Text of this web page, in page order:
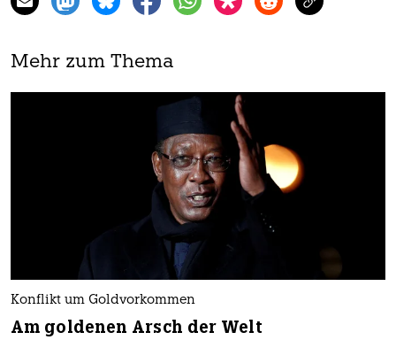
Mehr zum Thema
Konflikt um Goldvorkommen
Am goldenen Arsch der Welt